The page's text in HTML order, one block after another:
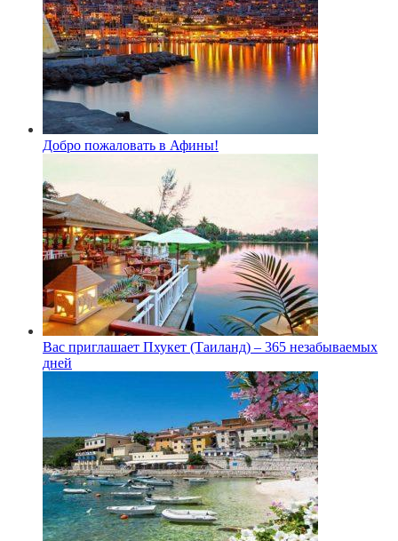
Добро пожаловать в Афины!
Вас приглашает Пхукет (Таиланд) – 365 незабываемых
дней